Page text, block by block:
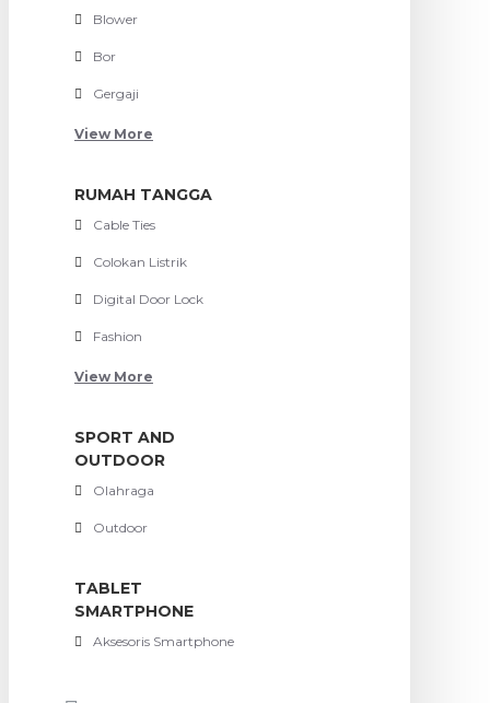
Blower
Bor
Gergaji
View More
RUMAH TANGGA
Cable Ties
Colokan Listrik
Digital Door Lock
Fashion
View More
SPORT AND
OUTDOOR
Olahraga
Outdoor
TABLET
SMARTPHONE
Aksesoris Smartphone